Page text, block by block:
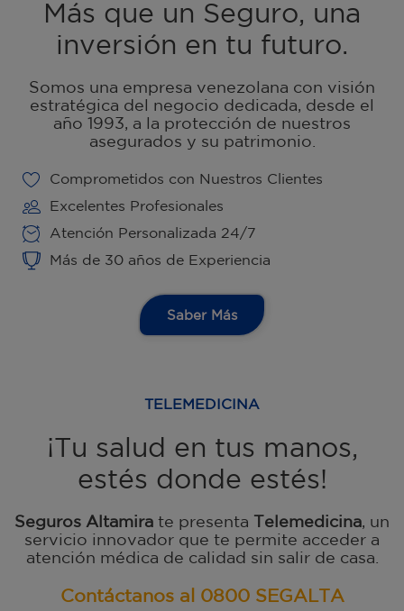
Más que un Seguro, una
inversión en tu futuro.
Somos una empresa venezolana con visión
estratégica del negocio dedicada, desde el
año 1993, a la protección de nuestros
asegurados y su patrimonio.
Comprometidos con Nuestros Clientes
Excelentes Profesionales
Atención Personalizada 24/7
Más de 30 años de Experiencia
Saber Más
TELEMEDICINA
¡Tu salud en tus manos,
estés donde estés!
Seguros Altamira te presenta Telemedicina, un
servicio innovador que te permite acceder a
atención médica de calidad sin salir de casa.
Contáctanos al 0800 SEGALTA